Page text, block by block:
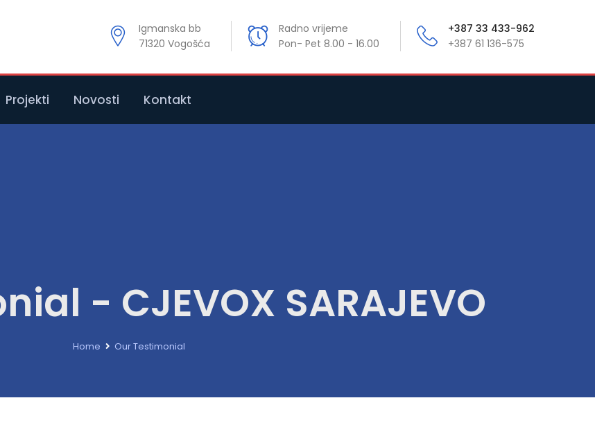
Igmanska bb
71320 Vogošća
Radno vrijeme
Pon- Pet 8.00 - 16.00
+387 33 433-962
+387 61 136-575
Projekti Novosti Kontakt
- CJEVOX SARAJEVO
Home Our Testimonial